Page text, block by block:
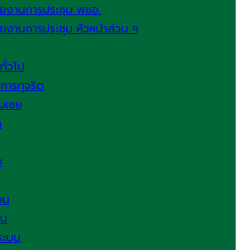
งานการประชุม พชอ.
งานการประชุม หัวหน้าส่วน ฯ
วไป
ารทุจริต
เชย
บบ